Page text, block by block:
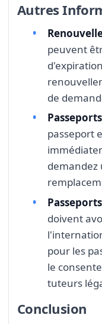
Autres
peuvent
de
passeport
demandez
doivent
pour les
le
tuteurs
Conclusion